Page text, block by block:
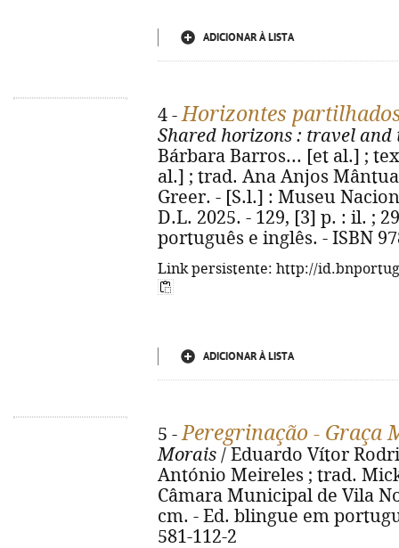
ADICIONAR À LISTA
4 -Horizontes
Shared horizons : travel and
Bárbara Barros... [et al.] ;
al.] ; trad. Ana Anjos
Greer. - [S.l.] : Museu
D.L. 2025. - 129, [3] p. : il. ;
português e inglês. - ISBN
Link persistente: http://
ADICIONAR À LISTA
5 -Peregrinação - Graça
Morais / Eduardo Vítor
António Meireles ; trad.
Câmara Municipal de Vila
cm. - Ed. blingue em
581-112-2